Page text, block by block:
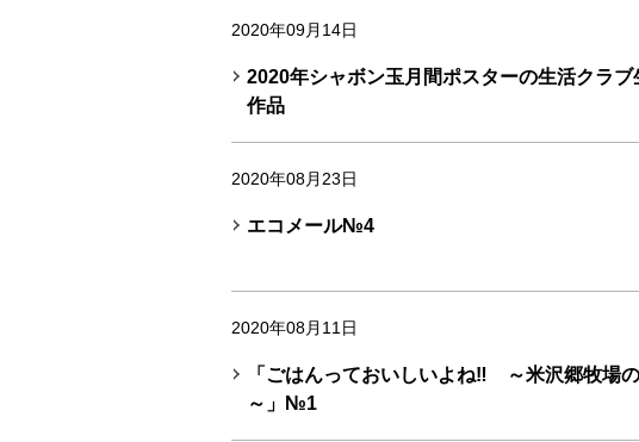
2020年09月14日
2020年シャボン玉月間ポスターの生活クラブ
作品
2020年08月23日
エコメール№4
2020年08月11日
「ごはんっておいしいよね‼ ～米沢郷牧場
～」№1